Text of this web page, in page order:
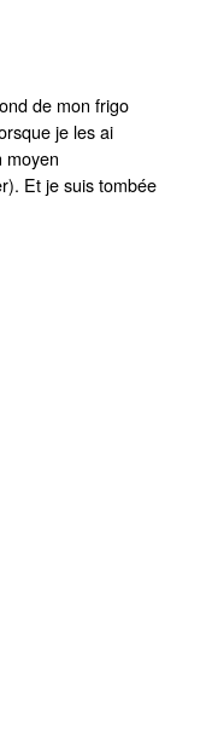
de mon frigo
je les ai
moyen
Et je suis tombée